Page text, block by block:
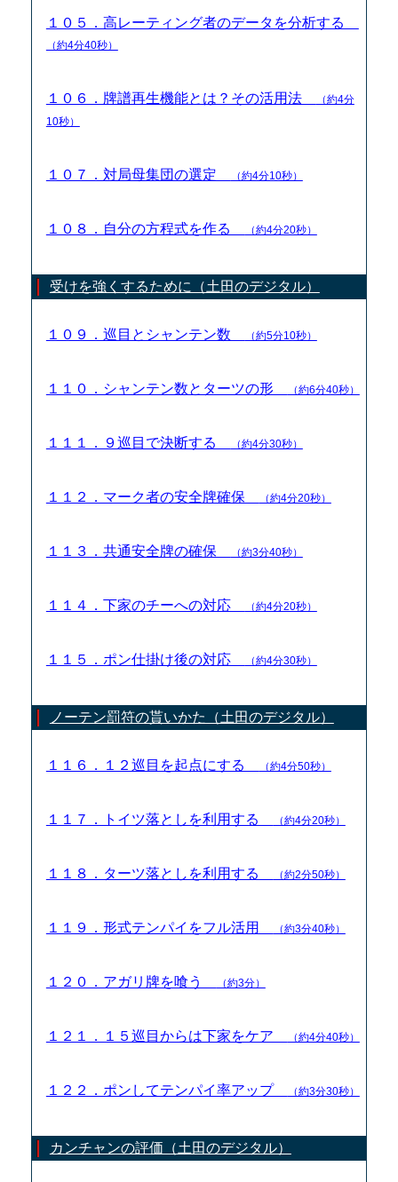
１０５．高レーティング者のデータを分析する
（約4分40秒）
１０６．牌譜再生機能とは？その活用法
（約4分
10秒）
１０７．対局母集団の選定 （約4分10秒）
１０８．自分の方程式を作る （約4分20秒）
受けを強くするために（土田のデジタル）
１０９．巡目とシャンテン数 （約5分10秒）
１１０．シャンテン数とターツの形 （約6分40秒）
１１１．９巡目で決断する （約4分30秒）
１１２．マーク者の安全牌確保 （約4分20秒）
１１３．共通安全牌の確保 （約3分40秒）
１１４．下家のチーへの対応 （約4分20秒）
１１５．ポン仕掛け後の対応 （約4分30秒）
ノーテン罰符の貰いかた（土田のデジタル）
１１６．１２巡目を起点にする （約4分50秒）
１１７．トイツ落としを利用する （約4分20秒）
１１８．ターツ落としを利用する （約2分50秒）
１１９．形式テンパイをフル活用 （約3分40秒）
１２０．アガリ牌を喰う （約3分）
１２１．１５巡目からは下家をケア （約4分40秒）
１２２．ポンしてテンパイ率アップ （約3分30秒）
カンチャンの評価（土田のデジタル）